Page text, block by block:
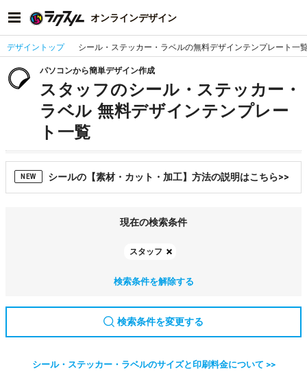
オンラインデザイン
デザイントップ シール・ステッカー・ラベルの無料デザインテンプレート一
パソコンから簡単デザイン作成
スタッフのシール・ステッカー・
ラベル 無料デザインテンプレー
ト一覧
NEW シールの【素材・カット・加工】方法の説明はこちら>>
現在の検索条件
スタッフ
検索条件を解除する
検索条件を変更する
シール・ステッカー・ラベルのサイズと印刷料金について >>